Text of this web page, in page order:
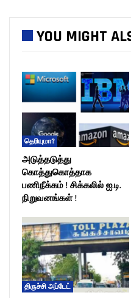
YOU MIGHT
தெரியுமா?
அடுத்தடுத்து
கொத்துகொத்தாக
பணிநீக்கம் ! சிக்கலில் ஐ.டி.
நிறுவனங்கள் !
திருச்சி அப்டேட்